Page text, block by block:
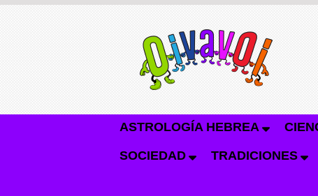
ASTROLOGÍA HEBREA
SOCIEDAD TRADICIONES